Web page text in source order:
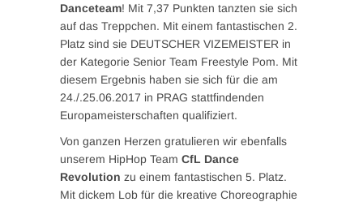
Danceteam! Mit 7,37 Punkten tanzten sie sich
auf das Treppchen. Mit einem fantastischen 2.
Platz sind sie DEUTSCHER VIZEMEISTER in
der Kategorie Senior Team Freestyle Pom. Mit
diesem Ergebnis haben sie sich für die am
24./.25.06.2017 in PRAG stattfindenden
Europameisterschaften qualifiziert.
Von ganzen Herzen gratulieren wir ebenfalls
unserem HipHop Team CfL Dance
Revolution zu einem fantastischen 5. Platz.
Mit dickem Lob für die kreative Choreographie